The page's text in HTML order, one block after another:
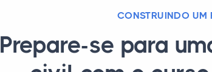
CONSTRUINDO UM
Prepare-se para